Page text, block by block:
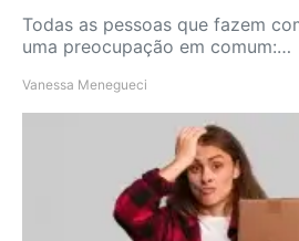
Todas as pessoas que fazem
uma preocupação em comum:…
Vanessa Menegueci